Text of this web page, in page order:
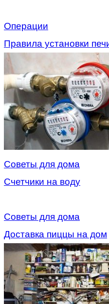
Операции
Правила установки
Советы для дома
Счетчики на воду
Советы для дома
Доставка пиццы на дом